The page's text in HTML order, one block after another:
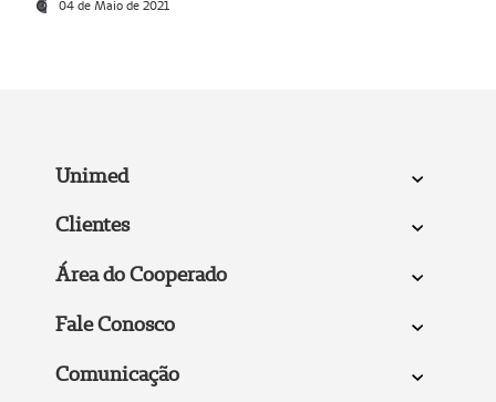
04 de Maio de 2021
Unimed
Clientes
Área do Cooperado
Fale Conosco
Comunicação